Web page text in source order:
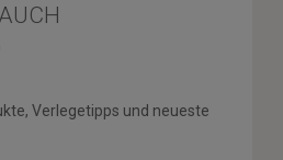
Verlegetipps und neueste